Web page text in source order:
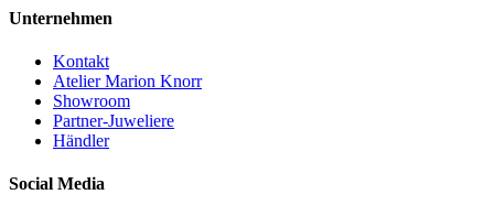
Unternehmen
Kontakt
Atelier Marion Knorr
Showroom
Partner-Juweliere
Händler
Social Media